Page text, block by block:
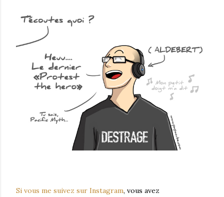
Si vous me suivez sur Instagram, vous avez